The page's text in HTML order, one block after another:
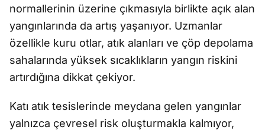
normallerinin üzerine çıkmasıyla birlikte açık alan
yangınlarında da artış yaşanıyor. Uzmanlar
özellikle kuru otlar, atık alanları ve çöp depolama
sahalarında yüksek sıcaklıkların yangın riskini
artırdığına dikkat çekiyor.
Katı atık tesislerinde meydana gelen yangınlar
yalnızca çevresel risk oluşturmakla kalmıyor,